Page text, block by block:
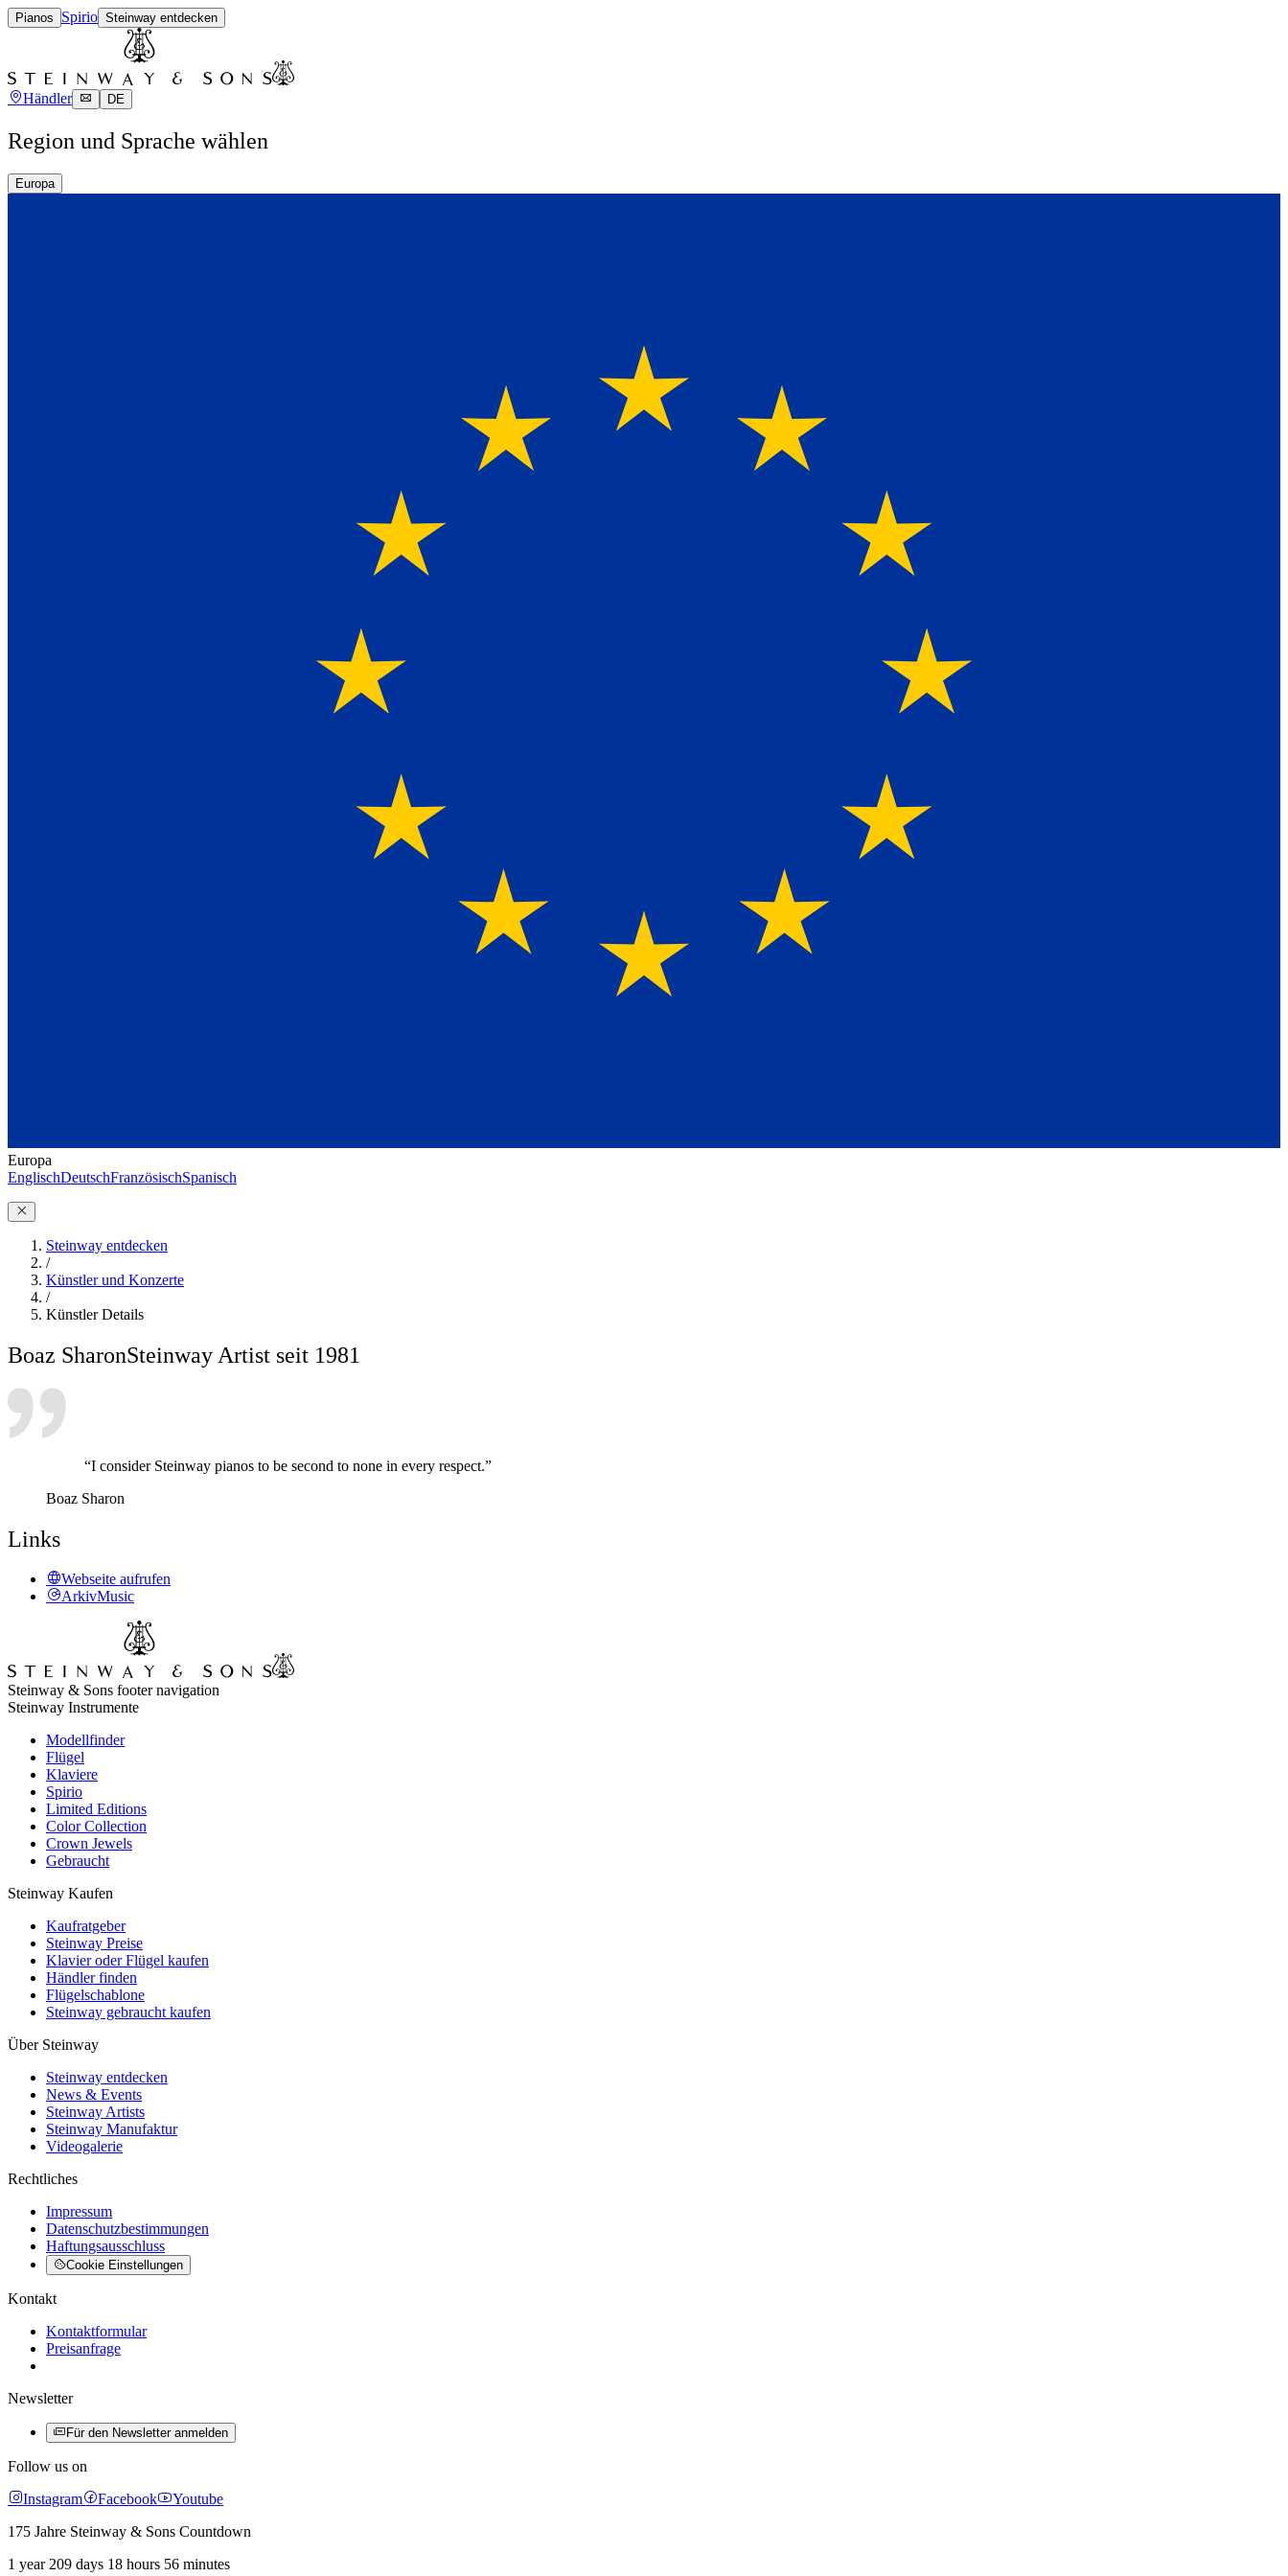
Pianos Spirio Steinway entdecken
Händler DE
Region und Sprache wählen
Europa
Europa
EnglischDeutschFranzösischSpanisch
Steinway entdecken
/
Künstler und Konzerte
/
Künstler Details
Boaz SharonSteinway Artist seit 1981
“I consider Steinway pianos to be second to none in every respect.”
Boaz Sharon
Links
Webseite aufrufen
ArkivMusic
Steinway & Sons footer navigation
Steinway Instrumente
Modellfinder
Flügel
Klaviere
Spirio
Limited Editions
Color Collection
Crown Jewels
Gebraucht
Steinway Kaufen
Kaufratgeber
Steinway Preise
Klavier oder Flügel kaufen
Händler finden
Flügelschablone
Steinway gebraucht kaufen
Über Steinway
Steinway entdecken
News & Events
Steinway Artists
Steinway Manufaktur
Videogalerie
Rechtliches
Impressum
Datenschutzbestimmungen
Haftungsausschluss
Cookie Einstellungen
Kontakt
Kontaktformular
Preisanfrage
Newsletter
Für den Newsletter anmelden
Follow us on
Instagram
Facebook
Youtube
175 Jahre Steinway & Sons Countdown
1 year 209 days 18 hours 56 minutes